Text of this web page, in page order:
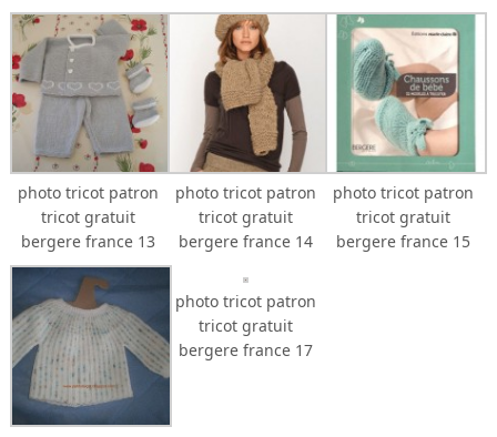
photo tricot patron
tricot gratuit
bergere france 13
photo tricot patron
tricot gratuit
bergere france 14
photo tricot patron
tricot gratuit
bergere france 15
photo tricot patron
tricot gratuit
bergere france 17